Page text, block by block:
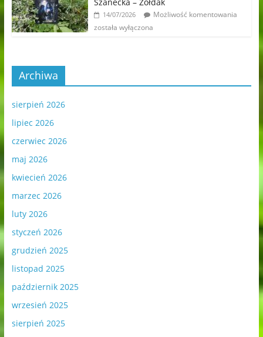
Szanecka – Żołdak
14/07/2026
Możliwość komentowania
została wyłączona
Archiwa
sierpień 2026
lipiec 2026
czerwiec 2026
maj 2026
kwiecień 2026
marzec 2026
luty 2026
styczeń 2026
grudzień 2025
listopad 2025
październik 2025
wrzesień 2025
sierpień 2025